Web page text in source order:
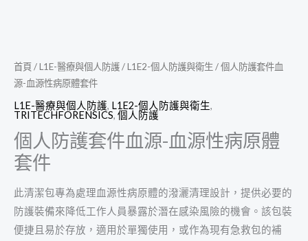
首頁/L1E-醫療與個人防護/L1E2-個人防護與衛生 / 個人防護套件血
源-血源性病原體套件
L1E-醫療與個人防護, L1E2-個人防護與衛生,
TRITECHFORENSICS, 個人防護
個人防護套件血源-血源性病原體
套件
此清潔包專為處理血源性病原體的潑灑清理設計，提供必要的
防護裝備來降低工作人員暴露於潛在感染風險的機會。該包裝
便捷且易於存放，適用於單獨使用，或作為現有急救包的補